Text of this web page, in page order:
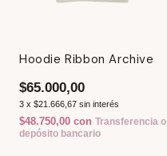
Hoodie Ribbon Archive
$65.000,00
3 x $21.666,67 sin interés
$48.750,00 con Transferencia o
depósito bancario